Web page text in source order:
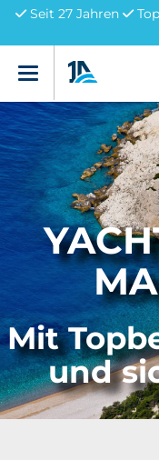
Seit 27 Jahren
Menü
Mit
und